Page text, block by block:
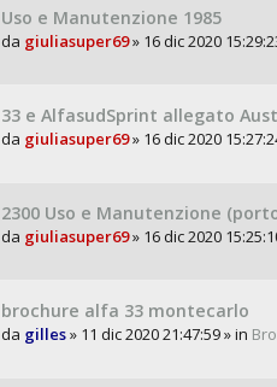
Uso e Manutenzione 1985
da giuliasuper69» 16 dic 2020
33 e AlfasudSprint allegato
da giuliasuper69» 16 dic 2020
2300 Uso e Manutenzione
da giuliasuper69» 16 dic 2020
brochure alfa 33 montecarlo
da gilles» 11 dic 2020 21:47:59 » in